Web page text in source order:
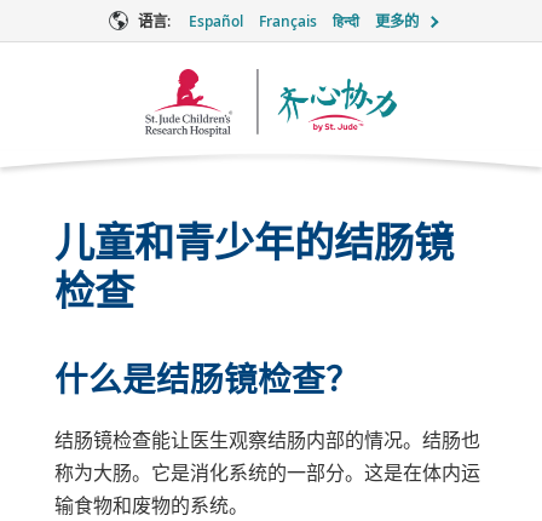
语言: Español Français हिन्दी 更多的
Together
儿童和青少年的结肠镜
检查
什么是结肠镜检查？
结肠镜检查能让医生观察结肠内部的情况。结肠也
称为大肠。它是消化系统的一部分。这是在体内运
输食物和废物的系统。